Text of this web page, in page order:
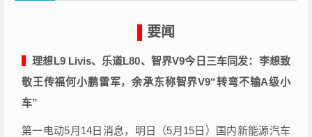
要闻
理想L9 Livis、乐道L80、智界V9今日三车同发：李想致
敬王传福何小鹏雷军，余承东称智界V9“转弯不输A级小
车”
第一电动5月14日消息，明日（5月15日）国内新能源汽车